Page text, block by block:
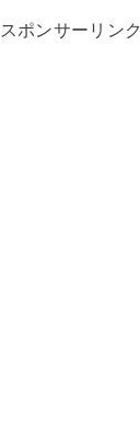
スポンサーリンク